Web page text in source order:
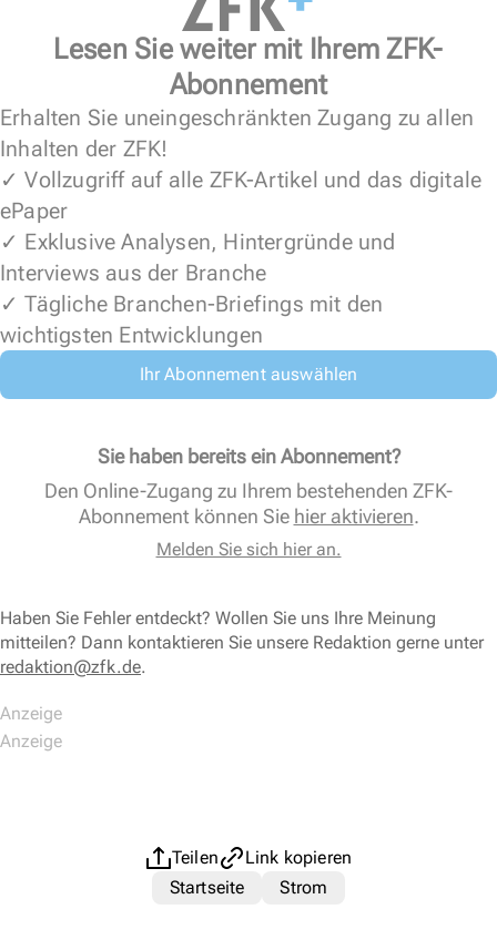
Lesen Sie weiter mit Ihrem ZFK-
Abonnement
Erhalten Sie uneingeschränkten Zugang zu allen
Inhalten der ZFK!
✓ Vollzugriff auf alle ZFK-Artikel und das digitale
ePaper
✓ Exklusive Analysen, Hintergründe und
Interviews aus der Branche
✓ Tägliche Branchen-Briefings mit den
wichtigsten Entwicklungen
Ihr Abonnement auswählen
Sie haben bereits ein Abonnement?
Den Online-Zugang zu Ihrem bestehenden ZFK-
Abonnement können Sie hier aktivieren.
Melden Sie sich hier an.
Haben Sie Fehler entdeckt? Wollen Sie uns Ihre Meinung
mitteilen? Dann kontaktieren Sie unsere Redaktion gerne unter
redaktion@zfk.de.
Teilen
Link kopieren
Startseite
Strom